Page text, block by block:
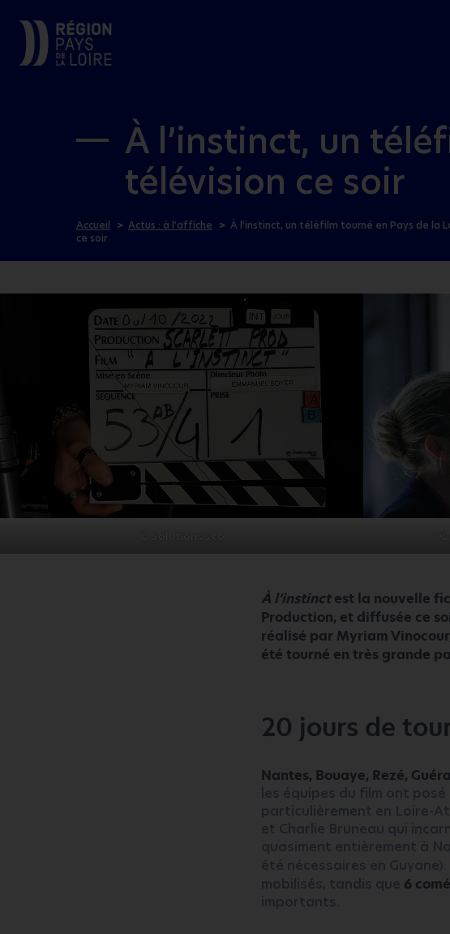
À l’instinct, un
télévision ce soir
Accueil Actus : à l’affiche
À l’instinct, un téléfilm tourné en Pays de la
ce soir
© Solutions&co
À l’instinctest la nouvelle
Production, et diffusée ce
réalisé par Myriam
été tourné en très grande
20 jours de
Nantes, Bouaye, Rezé,
les équipes du film ont
particulièrement en Loire-
et Charlie Bruneau qui
quasiment entièrement à
été nécessaires en Guyane).
mobilisés, tandis que 6
importants.